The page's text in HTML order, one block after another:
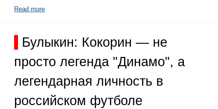
Read more
Булыкин: Кокорин — не
просто легенда "Динамо", а
легендарная личность в
российском футболе